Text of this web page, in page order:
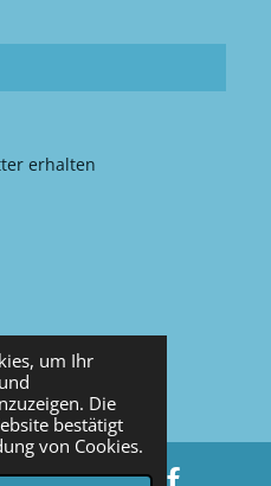
um Ihr
Die
bestätigt
von Cookies.
erhalten